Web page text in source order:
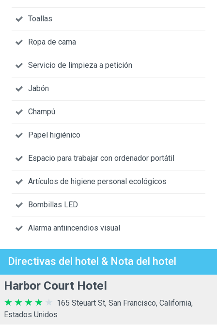
Toallas
Ropa de cama
Servicio de limpieza a petición
Jabón
Champú
Papel higiénico
Espacio para trabajar con ordenador portátil
Artículos de higiene personal ecológicos
Bombillas LED
Alarma antiincendios visual
Directivas del hotel & Nota del hotel
Harbor Court Hotel
165 Steuart St, San Francisco, California,
Estados Unidos